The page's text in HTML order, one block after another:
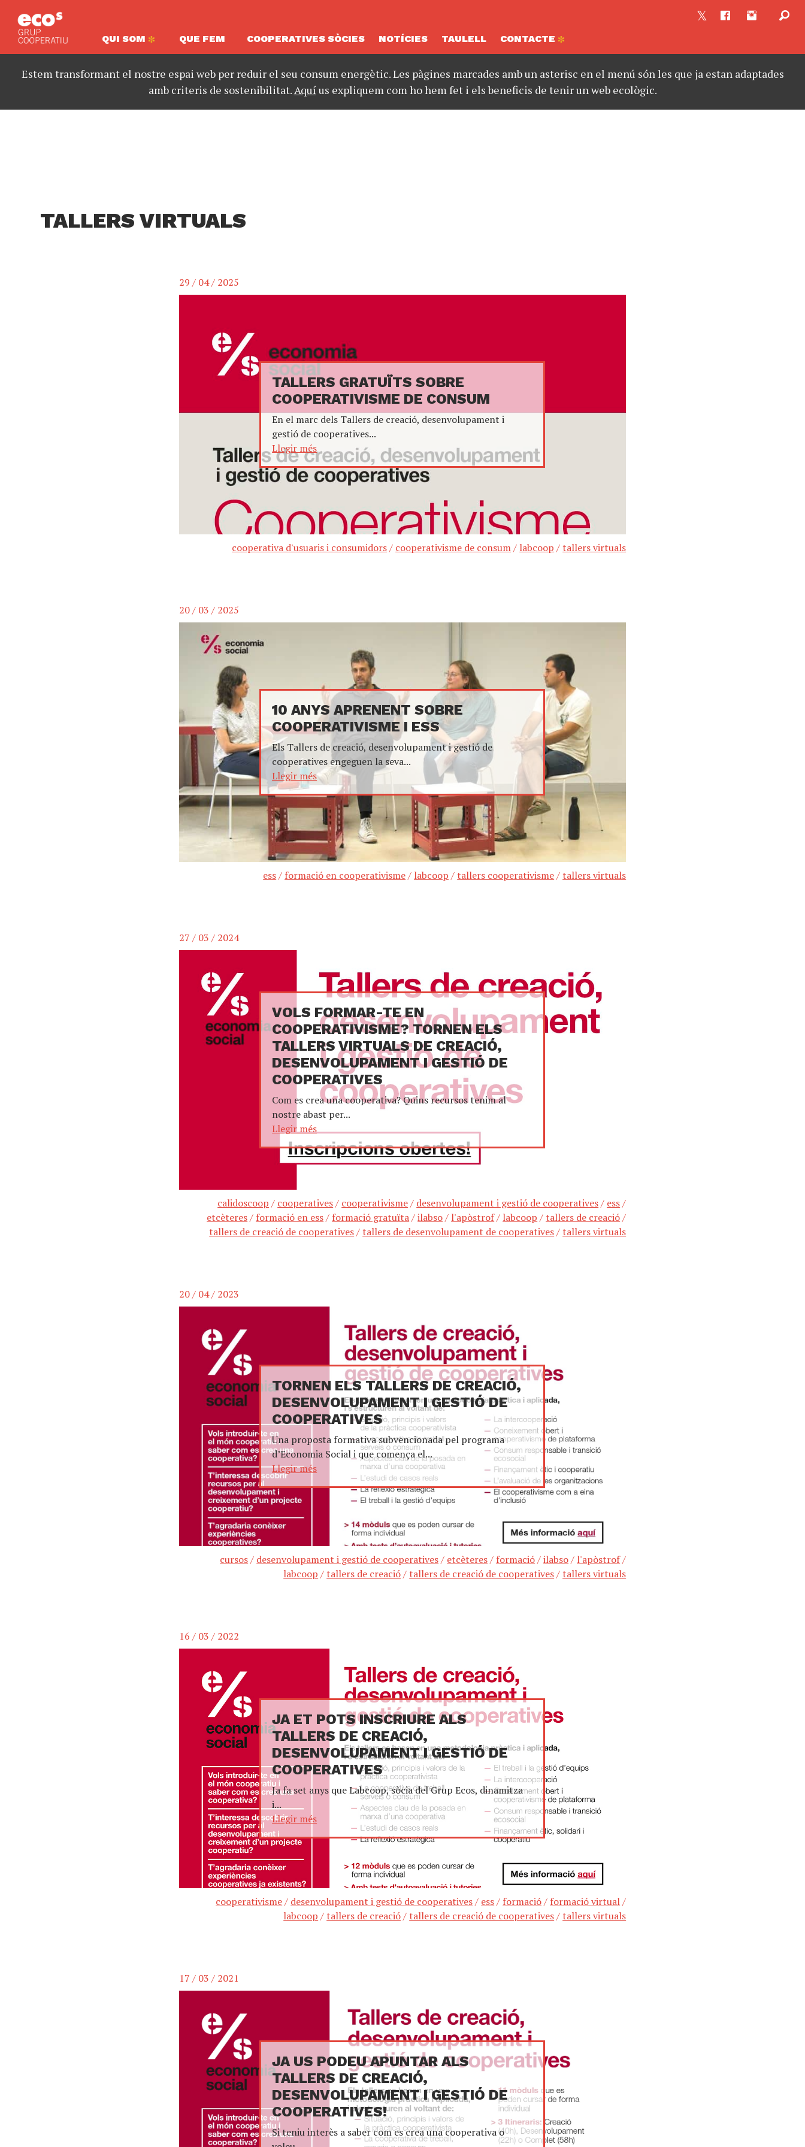
QUI SOM QUE FEM COOPERATIVES SÒCIES NOTÍCIES TAULELL CONTACTE
Estem transformant el nostre espai web per reduir el seu consum energètic. Les pàgines marcades amb un asterisc en el menú són les que ja estan adaptades
amb criteris de sostenibilitat.Aquíus expliquem com ho hem fet i els beneficis de tenir un web ecològic.
TALLERS VIRTUALS
29 / 04 / 2025
TALLERS GRATUÏTS SOBRE
COOPERATIVISME DE CONSUM
En el marc dels Tallers de creació, desenvolupament i
gestió de cooperatives...
Llegir més
cooperativa d'usuaris i consumidors/ cooperativisme de consum/ labcoop /tallers virtuals
20 / 03 / 2025
10 ANYS APRENENT SOBRE
COOPERATIVISME I ESS
Els Tallers de creació, desenvolupament i gestió de
cooperatives engeguen la seva...
Llegir més
ess/ formació en cooperativisme/ labcoop /tallers cooperativisme/tallers virtuals
27 / 03 / 2024
VOLS FORMAR-TE EN
COOPERATIVISME? TORNEN ELS
TALLERS VIRTUALS DE CREACIÓ,
DESENVOLUPAMENT I GESTIÓ DE
COOPERATIVES
Com es crea una cooperativa? Quins recursos tenim al
nostre abast per...
Llegir més
calidoscoop / cooperatives/ cooperativisme/ desenvolupament i gestió de cooperatives/ ess/
etcèteres/ formació en ess/ formació gratuïta/ilabso/ l'apòstrof/ labcoop /tallers de creació/
tallers de creació de cooperatives/tallers de desenvolupament de cooperatives/tallers virtuals
20 / 04 / 2023
TORNEN ELS TALLERS DE CREACIÓ,
DESENVOLUPAMENT I GESTIÓ DE
COOPERATIVES
Una proposta formativa subvencionada pel programa
d’Economia Social i que comença el...
Llegir més
cursos/ desenvolupament i gestió de cooperatives/ etcèteres/ formació/ilabso/ l'apòstrof/
labcoop /tallers de creació/tallers de creació de cooperatives/tallers virtuals
16 / 03 / 2022
JA ET POTS INSCRIURE ALS
TALLERS DE CREACIÓ,
DESENVOLUPAMENT I GESTIÓ DE
COOPERATIVES
Ja fa set anys que Labcoop, sòcia del Grup Ecos, dinamitza
i...
Llegir més
cooperativisme/ desenvolupament i gestió de cooperatives/ ess/ formació/ formació virtual/
labcoop /tallers de creació/tallers de creació de cooperatives/tallers virtuals
17 / 03 / 2021
JA US PODEU APUNTAR ALS
TALLERS DE CREACIÓ,
DESENVOLUPAMENT I GESTIÓ DE
COOPERATIVES!
Si teniu interès a saber com es crea una cooperativa o